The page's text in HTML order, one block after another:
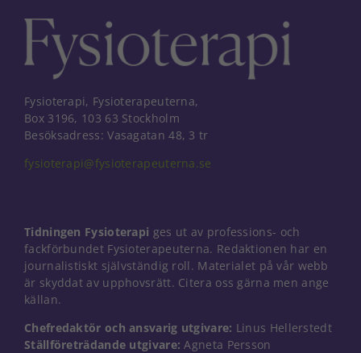
Fysioterapi, Fysioterapeuterna,
Box 3196, 103 63 Stockholm
Besöksadress: Vasagatan 48, 3 tr
fysioterapi@fysioterapeuterna.se
Tidningen Fysioterapi ges ut av professions- och
fackförbundet Fysioterapeuterna. Redaktionen har en
journalistiskt självständig roll. Materialet på vår webb
är skyddat av upphovsrätt. Citera oss gärna men ange
källan.
Chefredaktör och ansvarig utgivare: Linus Hellerstedt
Ställföreträdande utgivare: Agneta Persson
Nödvändiga
går inte att
välja bort. De